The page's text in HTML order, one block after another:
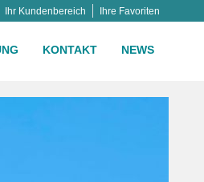
Ihre Favoriten
Ihr Kundenbereich
KONTAKT NEWS